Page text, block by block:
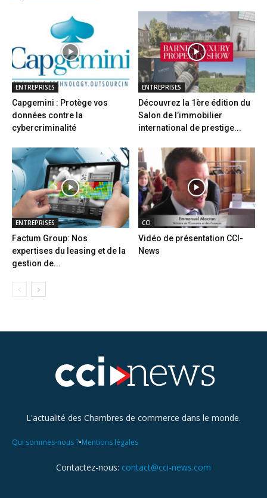
ENTREPRISES
Capgemini : Protège vos
données contre la
cybercriminalité
ENTREPRISES
Découvrez la 1ère édition du
Salon de l’immobilier
international de prestige...
ENTREPRISES
Factum Group: Nos
expertises du leasing et de la
gestion de...
CCI
Vidéo de présentation CCI-
News
L'actualité des Chambres de commerce dans le monde.
Qui sommes-nous ?•Mentions légales
Contactez-nous: contact@cci-news.com